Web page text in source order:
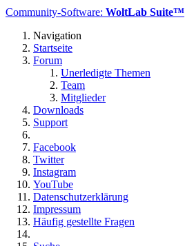
Community-Software: WoltLab Suite™
Navigation
Startseite
Forum
Unerledigte Themen
Team
Mitglieder
Downloads
Support
Facebook
Twitter
Instagram
YouTube
Datenschutzerklärung
Impressum
Häufig gestellte Fragen